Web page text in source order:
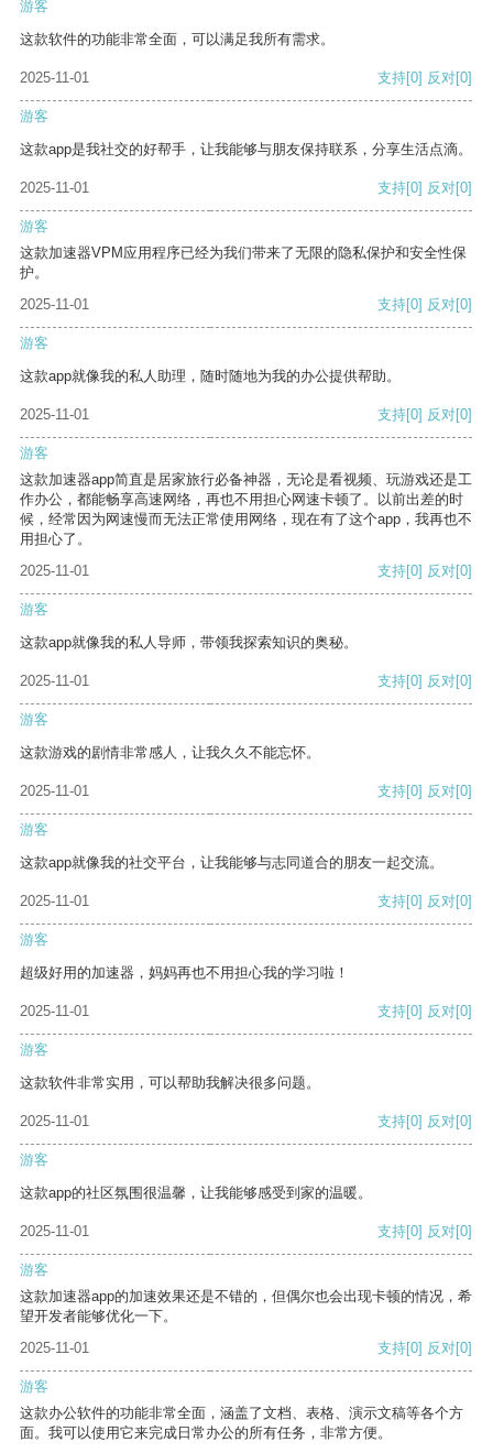
游客
这款软件的功能非常全面，可以满足我所有需求。
2025-11-01 支持[0] 反对[0]
游客
这款app是我社交的好帮手，让我能够与朋友保持联系，分享生活点滴。
2025-11-01 支持[0] 反对[0]
游客
这款加速器VPM应用程序已经为我们带来了无限的隐私保护和安全性保
护。
2025-11-01
支持[0] 反对[0]
游客
这款app就像我的私人助理，随时随地为我的办公提供帮助。
2025-11-01 支持[0] 反对[0]
游客
这款加速器app简直是居家旅行必备神器，无论是看视频、玩游戏还是工
作办公，都能畅享高速网络，再也不用担心网速卡顿了。以前出差的时
候，经常因为网速慢而无法正常使用网络，现在有了这个app，我再也不
用担心了。
2025-11-01
支持[0] 反对[0]
游客
这款app就像我的私人导师，带领我探索知识的奥秘。
2025-11-01 支持[0] 反对[0]
游客
这款游戏的剧情非常感人，让我久久不能忘怀。
2025-11-01 支持[0] 反对[0]
游客
这款app就像我的社交平台，让我能够与志同道合的朋友一起交流。
2025-11-01 支持[0] 反对[0]
游客
超级好用的加速器，妈妈再也不用担心我的学习啦！
2025-11-01 支持[0] 反对[0]
游客
这款软件非常实用，可以帮助我解决很多问题。
2025-11-01 支持[0] 反对[0]
游客
这款app的社区氛围很温馨，让我能够感受到家的温暖。
2025-11-01 支持[0] 反对[0]
游客
这款加速器app的加速效果还是不错的，但偶尔也会出现卡顿的情况，希
望开发者能够优化一下。
2025-11-01
支持[0] 反对[0]
游客
这款办公软件的功能非常全面，涵盖了文档、表格、演示文稿等各个方
面。我可以使用它来完成日常办公的所有任务，非常方便。